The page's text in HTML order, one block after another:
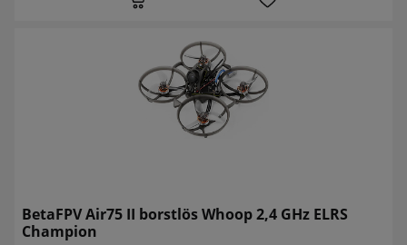
BetaFPV Air75 II borstlös Whoop 2,4 GHz ELRS
Champion